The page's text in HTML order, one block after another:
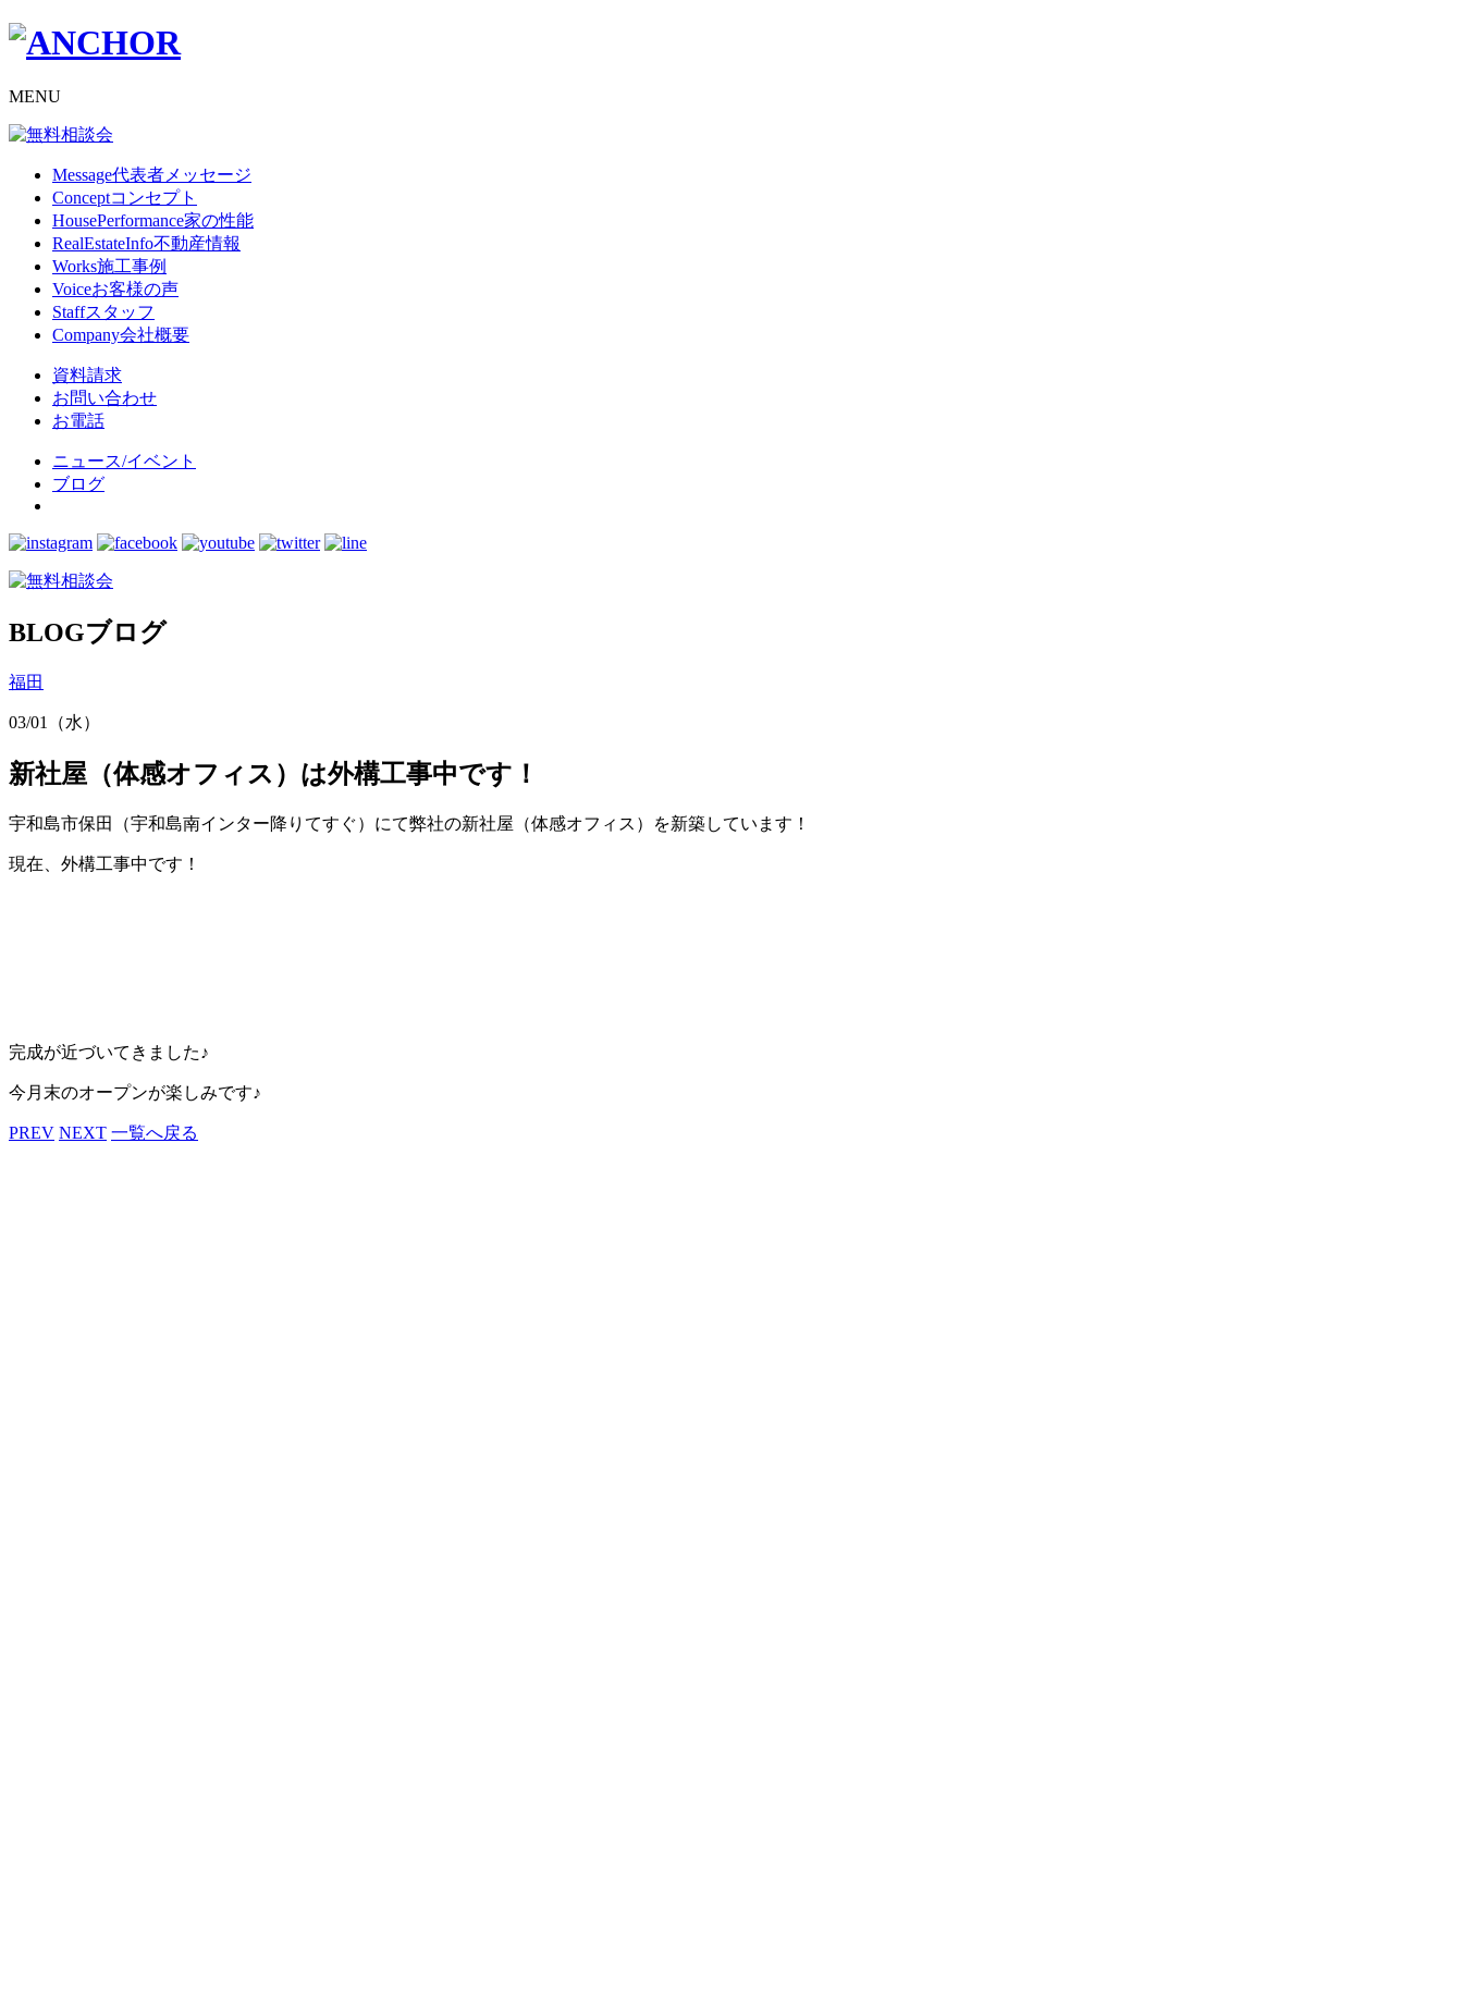
MENU
Message代表者メッセージ
Conceptコンセプト
HousePerformance家の性能
RealEstateInfo不動産情報
Works施工事例
Voiceお客様の声
Staffスタッフ
Company会社概要
資料請求
お問い合わせ
お電話
ニュース/イベント
ブログ
BLOGブログ
福田
03/01（水）
新社屋（体感オフィス）は外構工事中です！
宇和島市保田（宇和島南インター降りてすぐ）にて弊社の新社屋（体感オフィス）を新築しています！
現在、外構工事中です！
完成が近づいてきました♪
今月末のオープンが楽しみです♪
PREV NEXT 一覧へ戻る